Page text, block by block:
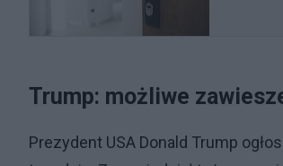
Trump: możliwe
Prezydent USA Donald Trump